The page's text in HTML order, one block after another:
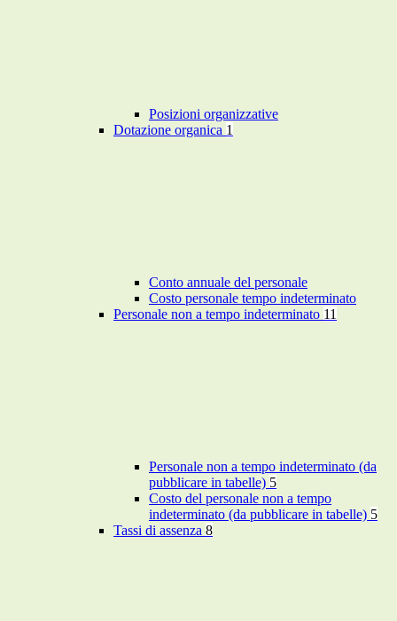
Posizioni organizzative
Dotazione organica 1
Conto annuale del personale
Costo personale tempo indeterminato
Personale non a tempo indeterminato 11
Personale non a tempo indeterminato (da
pubblicare in tabelle) 5
Costo del personale non a tempo
indeterminato (da pubblicare in tabelle) 5
Tassi di assenza 8